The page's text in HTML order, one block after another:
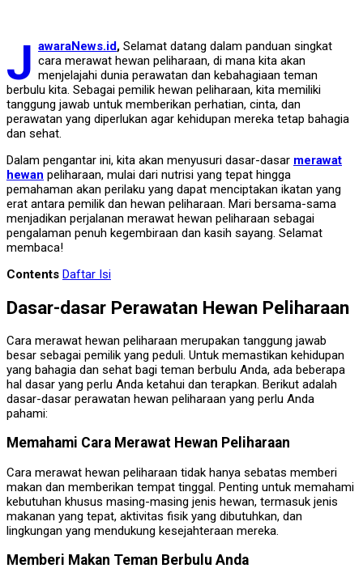
J awaraNews.id, Selamat datang dalam panduan singkat
cara merawat hewan peliharaan, di mana kita akan
menjelajahi dunia perawatan dan kebahagiaan teman
berbulu kita. Sebagai pemilik hewan peliharaan, kita memiliki
tanggung jawab untuk memberikan perhatian, cinta, dan
perawatan yang diperlukan agar kehidupan mereka tetap bahagia
dan sehat.
Dalam pengantar ini, kita akan menyusuri dasar-dasar merawat
hewan peliharaan, mulai dari nutrisi yang tepat hingga
pemahaman akan perilaku yang dapat menciptakan ikatan yang
erat antara pemilik dan hewan peliharaan. Mari bersama-sama
menjadikan perjalanan merawat hewan peliharaan sebagai
pengalaman penuh kegembiraan dan kasih sayang. Selamat
membaca!
Contents Daftar Isi
Dasar-dasar Perawatan Hewan Peliharaan
Cara merawat hewan peliharaan merupakan tanggung jawab
besar sebagai pemilik yang peduli. Untuk memastikan kehidupan
yang bahagia dan sehat bagi teman berbulu Anda, ada beberapa
hal dasar yang perlu Anda ketahui dan terapkan. Berikut adalah
dasar-dasar perawatan hewan peliharaan yang perlu Anda
pahami:
Memahami Cara Merawat Hewan Peliharaan
Cara merawat hewan peliharaan tidak hanya sebatas memberi
makan dan memberikan tempat tinggal. Penting untuk memahami
kebutuhan khusus masing-masing jenis hewan, termasuk jenis
makanan yang tepat, aktivitas fisik yang dibutuhkan, dan
lingkungan yang mendukung kesejahteraan mereka.
Memberi Makan Teman Berbulu Anda